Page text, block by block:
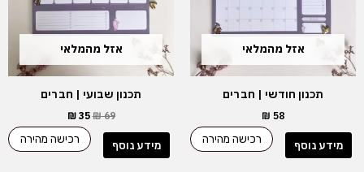
אזל מהמלאי
תכנון חודשי | חברים
₪ 58
מידע נוסף רכישה מהירה
אזל מהמלאי
תכנון שבועי | חברים
₪69
₪35
מידע נוסף רכישה מהירה